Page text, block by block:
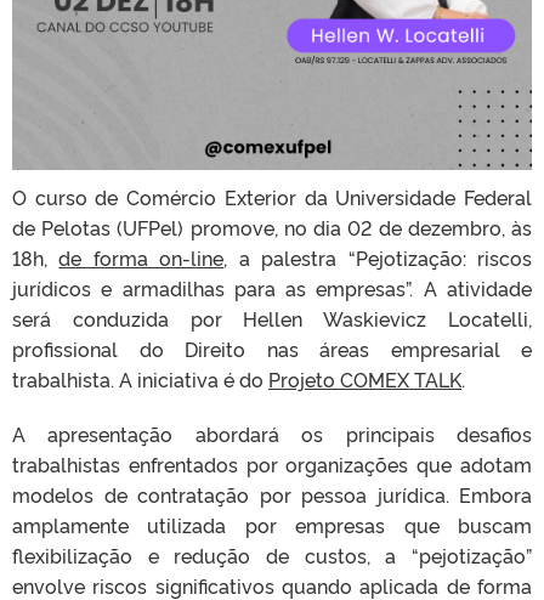
O curso de Comércio Exterior da Universidade Federal
de Pelotas (UFPel) promove, no dia 02 de dezembro, às
18h,de forma on-line, a palestra “Pejotização: riscos
jurídicos e armadilhas para as empresas”. A atividade
será conduzida por Hellen Waskievicz Locatelli,
profissional do Direito nas áreas empresarial e
trabalhista. A iniciativa é do Projeto COMEX TALK.
A apresentação abordará os principais desafios
trabalhistas enfrentados por organizações que adotam
modelos de contratação por pessoa jurídica. Embora
amplamente utilizada por empresas que buscam
flexibilização e redução de custos, a “pejotização”
envolve riscos significativos quando aplicada de forma